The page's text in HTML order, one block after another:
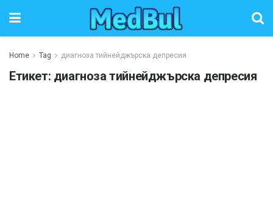
Home Tag диагноза тийнейджърска депресия
Етикет: диагноза тийнейджърска депресия